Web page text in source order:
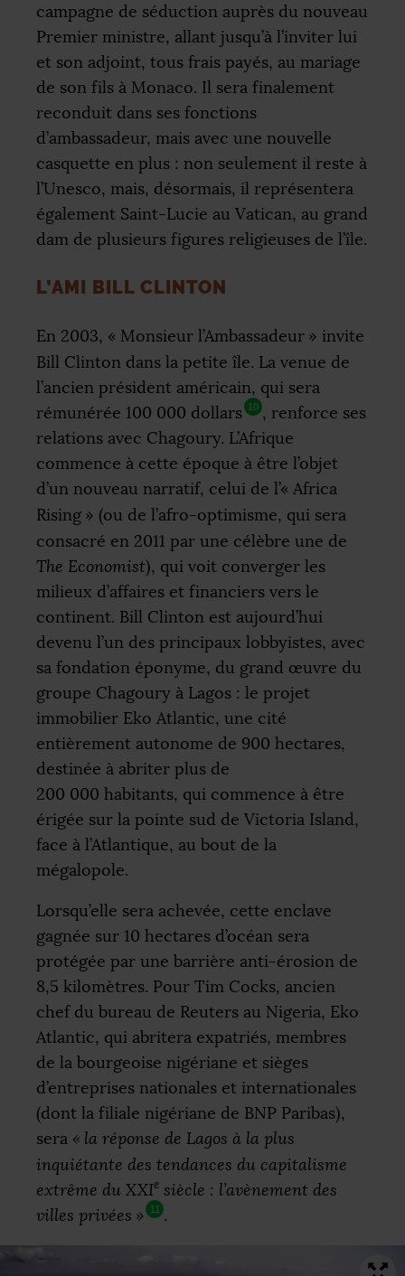
campagne de séduction auprès du nouveau
Premier ministre, allant jusqu’à l’inviter lui
et son adjoint, tous frais payés, au mariage
de son fils à Monaco. Il sera finalement
reconduit dans ses fonctions
d’ambassadeur, mais avec une nouvelle
casquette en plus : non seulement il reste à
l’Unesco, mais, désormais, il représentera
également Saint-Lucie au Vatican, au grand
dam de plusieurs figures religieuses de l’île.
L’AMI BILL CLINTON
En 2003, « Monsieur l’Ambassadeur » invite
Bill Clinton dans la petite île. La venue de
l’ancien président américain, qui sera
rémunérée 100 000 dollars 10 , renforce ses
relations avec Chagoury. L’Afrique
commence à cette époque à être l’objet
d’un nouveau narratif, celui de l’« Africa
Rising » (ou de l’afro-optimisme, qui sera
consacré en 2011 par une célèbre une de
The Economist), qui voit converger les
milieux d’affaires et financiers vers le
continent. Bill Clinton est aujourd’hui
devenu l’un des principaux lobbyistes, avec
sa fondation éponyme, du grand œuvre du
groupe Chagoury à Lagos : le projet
immobilier Eko Atlantic, une cité
entièrement autonome de 900 hectares,
destinée à abriter plus de
200 000 habitants, qui commence à être
érigée sur la pointe sud de Victoria Island,
face à l’Atlantique, au bout de la
mégalopole.
Lorsqu’elle sera achevée, cette enclave
gagnée sur 10 hectares d’océan sera
protégée par une barrière anti-érosion de
8,5 kilomètres. Pour Tim Cocks, ancien
chef du bureau de Reuters au Nigeria, Eko
Atlantic, qui abritera expatriés, membres
de la bourgeoise nigériane et sièges
d’entreprises nationales et internationales
(dont la filiale nigériane de BNP Paribas),
sera « la réponse de Lagos à la plus
inquiétante des tendances du capitalisme
extrême du XXIe siècle : l’avènement des
villes privées » 11 .